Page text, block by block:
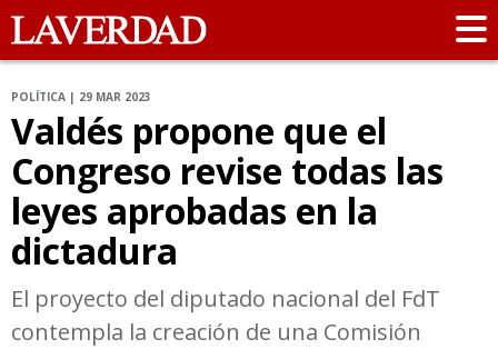
POLÍTICA | 29 MAR 2023
Valdés propone que el
Congreso revise todas las
leyes aprobadas en la
dictadura
El proyecto del diputado nacional del FdT
contempla la creación de una Comisión